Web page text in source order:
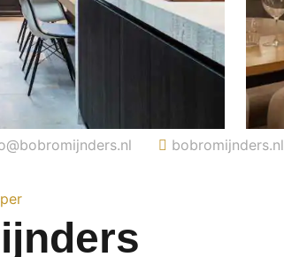
bobromijnders.nl